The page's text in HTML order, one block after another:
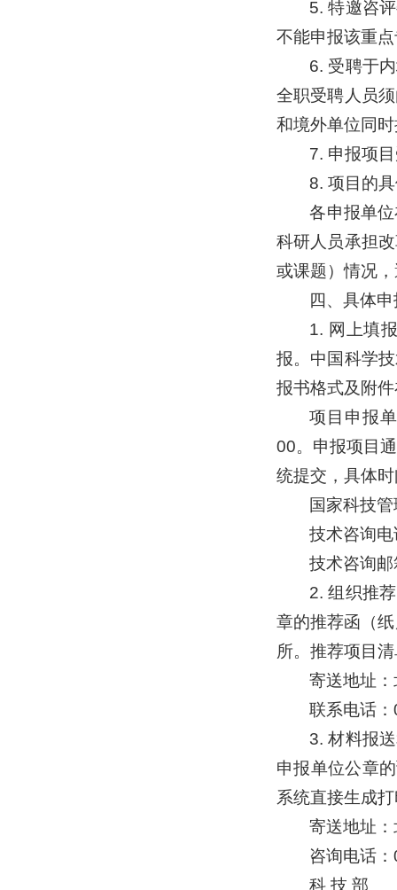
5. 特邀咨
不能申报该重
6. 受聘于
全职受聘人员
和境外单位同
7. 申报项
8. 项目的
各申报单
科研人员承担
或课题）情况
四、具体
1. 网上填
报。中国科学
报书格式及附
项目申报
00。申报项目
统提交，具体
国家科技
技术咨询
技术咨询
2. 组织推
章的推荐函（
所。推荐项目
寄送地址
联系电话
3. 材料报
申报单位公章
系统直接生成
寄送地址
咨询电话
科 技 部